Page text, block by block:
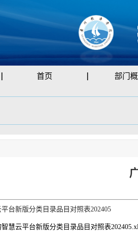
首页 部门
台新版分类目录品目对照表202405
慧云平台新版分类目录品目对照表